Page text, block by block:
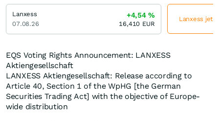
EQS Voting Rights Announcement: LANXESS
Aktiengesellschaft
LANXESS Aktiengesellschaft: Release according to
Article 40, Section 1 of the WpHG [the German
Securities Trading Act] with the objective of Europe-
wide distribution
Lanxess
07.08.26
+4,54%
16,410 EUR
Lanxess